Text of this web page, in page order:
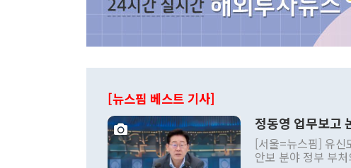
[뉴스핌 베스트 기사]
정동영 업무보고
[서울=뉴스핌] 유신
안보 분야 정부 부